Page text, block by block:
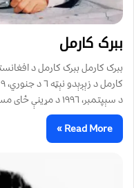
ببرک کارمل
د سېپتمبر، ١٩٩٦ د مړينې ځای مسکو سياسي مالومات د کار موده ډېسم
Read More »